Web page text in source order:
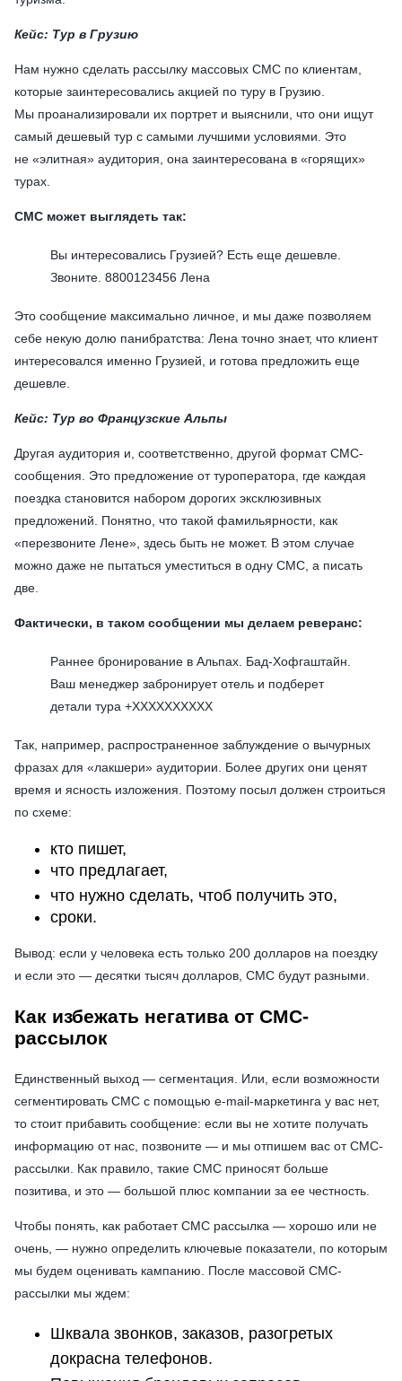
Кейс: Тур в Грузию
Нам нужно сделать рассылку массовых СМС по клиентам,
которые заинтересовались акцией по туру в Грузию.
Мы проанализировали их портрет и выяснили, что они ищут
самый дешевый тур с самыми лучшими условиями. Это
не «элитная» аудитория, она заинтересована в «горящих»
турах.
СМС может выглядеть так:
Вы интересовались Грузией? Есть еще дешевле.
Звоните. 8800123456 Лена
Это сообщение максимально личное, и мы даже позволяем
себе некую долю панибратства: Лена точно знает, что клиент
интересовался именно Грузией, и готова предложить еще
дешевле.
Кейс: Тур во Французские Альпы
Другая аудитория и, соответственно, другой формат СМС-
сообщения. Это предложение от туроператора, где каждая
поездка становится набором дорогих эксклюзивных
предложений. Понятно, что такой фамильярности, как
«перезвоните Лене», здесь быть не может. В этом случае
можно даже не пытаться уместиться в одну СМС, а писать
две.
Фактически, в таком сообщении мы делаем реверанс:
Раннее бронирование в Альпах. Бад-Хофгаштайн.
Ваш менеджер забронирует отель и подберет
детали тура +ХХХХХХХХХХ
Так, например, распространенное заблуждение о вычурных
фразах для «лакшери» аудитории. Более других они ценят
время и ясность изложения. Поэтому посыл должен строиться
по схеме:
кто пишет,
что предлагает,
что нужно сделать, чтоб получить это,
сроки.
Вывод: если у человека есть только 200 долларов на поездку
и если это — десятки тысяч долларов, СМС будут разными.
Как избежать негатива от СМС-
рассылок
Единственный выход — сегментация. Или, если возможности
сегментировать СМС с помощью e-mail-маркетинга у вас нет,
то стоит прибавить сообщение: если вы не хотите получать
информацию от нас, позвоните — и мы отпишем вас от СМС-
рассылки. Как правило, такие СМС приносят больше
позитива, и это — большой плюс компании за ее честность.
Чтобы понять, как работает СМС рассылка — хорошо или не
очень, — нужно определить ключевые показатели, по которым
мы будем оценивать кампанию. После массовой СМС-
рассылки мы ждем:
Шквала звонков, заказов, разогретых
докрасна телефонов.